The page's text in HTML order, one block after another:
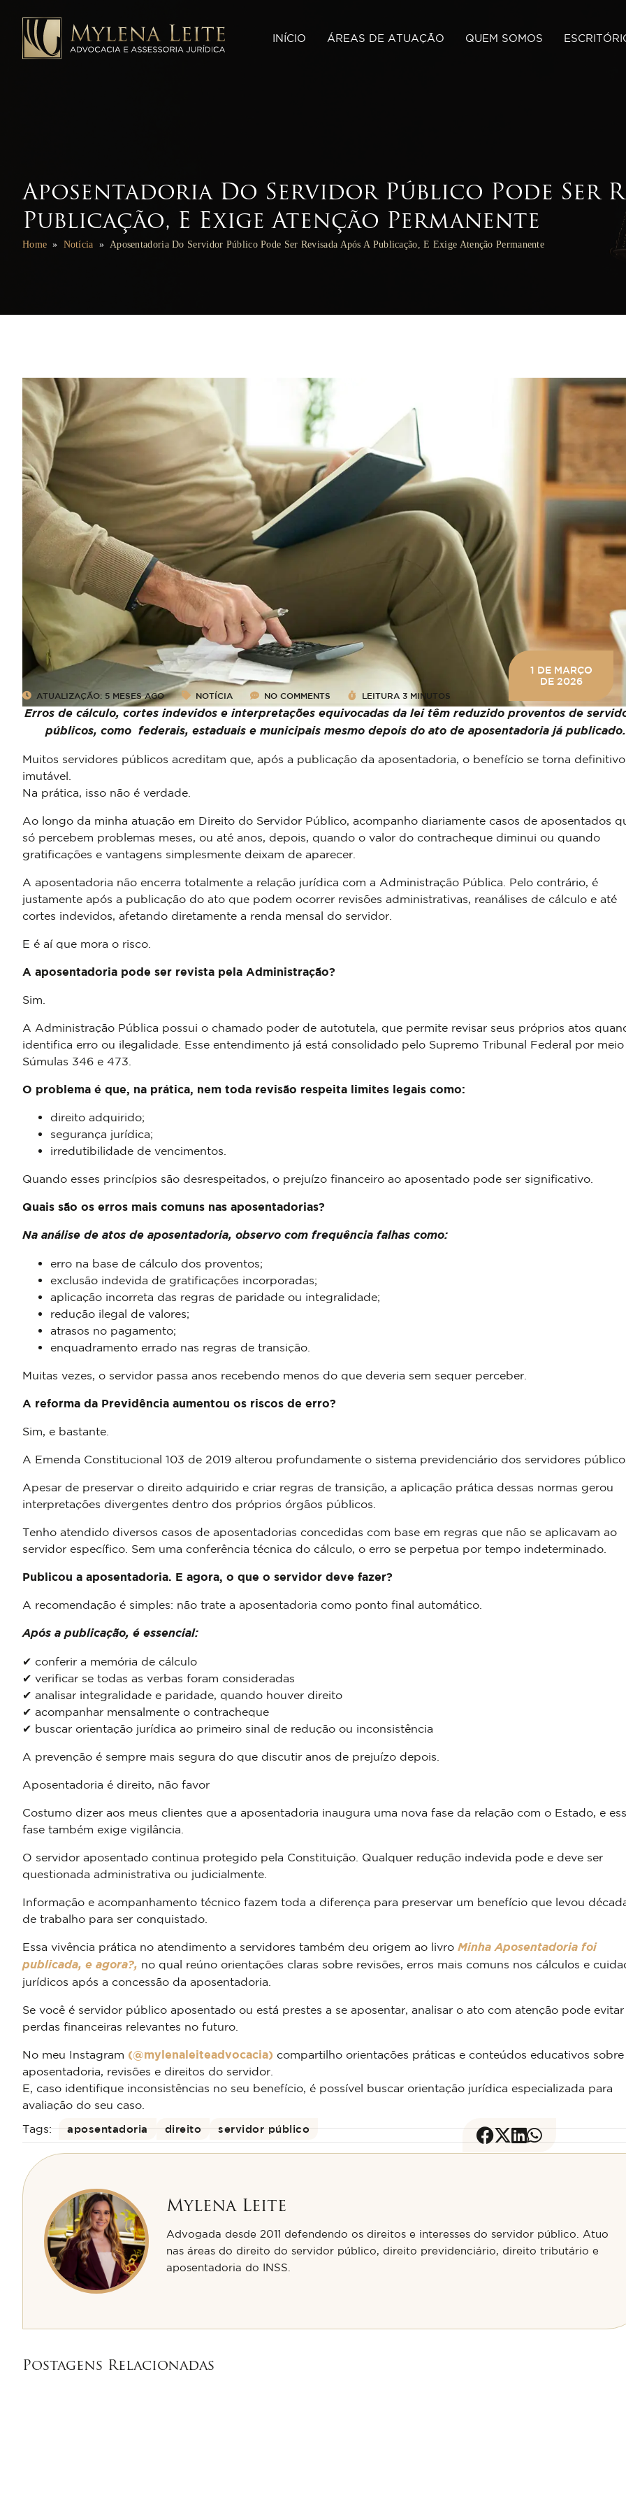
INÍCIO ÁREAS DE ATUAÇÃO QUEM SOMOS
Aposentadoria Do Servidor Público Pode Ser
Publicação, E Exige Atenção Permanente
Home Notícia Aposentadoria Do Servidor Público Pode Ser Revisada Após A Publicação, E Exige Atenção Permanente
1 DE MARÇO
DE 2026
ATUALIZAÇÃO: 5 MESES AGO NOTÍCIA NO COMMENTS LEITURA 3 MINUTOS
Erros de cálculo, cortes indevidos e interpretações equivocadas da lei têm reduzido proventos de
públicos, como federais, estaduais e municipais mesmo depois do ato de aposentadoria já publicado.
Muitos servidores públicos acreditam que, após a publicação da aposentadoria, o benefício se torna
imutável.
Na prática, isso não é verdade.
Ao longo da minha atuação em Direito do Servidor Público, acompanho diariamente casos de aposentados
só percebem problemas meses, ou até anos, depois, quando o valor do contracheque diminui ou quando
gratificações e vantagens simplesmente deixam de aparecer.
A aposentadoria não encerra totalmente a relação jurídica com a Administração Pública. Pelo contrário, é
justamente após a publicação do ato que podem ocorrer revisões administrativas, reanálises de cálculo e até
cortes indevidos, afetando diretamente a renda mensal do servidor.
E é aí que mora o risco.
A aposentadoria pode ser revista pela Administração?
Sim.
A Administração Pública possui o chamado poder de autotutela, que permite revisar seus próprios atos
identifica erro ou ilegalidade. Esse entendimento já está consolidado pelo Supremo Tribunal Federal por
Súmulas 346 e 473.
O problema é que, na prática, nem toda revisão respeita limites legais como:
direito adquirido;
segurança jurídica;
irredutibilidade de vencimentos.
Quando esses princípios são desrespeitados, o prejuízo financeiro ao aposentado pode ser significativo.
Quais são os erros mais comuns nas aposentadorias?
Na análise de atos de aposentadoria, observo com frequência falhas como:
erro na base de cálculo dos proventos;
exclusão indevida de gratificações incorporadas;
aplicação incorreta das regras de paridade ou integralidade;
redução ilegal de valores;
atrasos no pagamento;
enquadramento errado nas regras de transição.
Muitas vezes, o servidor passa anos recebendo menos do que deveria sem sequer perceber.
A reforma da Previdência aumentou os riscos de erro?
Sim, e bastante.
A Emenda Constitucional 103 de 2019 alterou profundamente o sistema previdenciário dos servidores
Apesar de preservar o direito adquirido e criar regras de transição, a aplicação prática dessas normas gerou
interpretações divergentes dentro dos próprios órgãos públicos.
Tenho atendido diversos casos de aposentadorias concedidas com base em regras que não se aplicavam ao
servidor específico. Sem uma conferência técnica do cálculo, o erro se perpetua por tempo indeterminado.
Publicou a aposentadoria. E agora, o que o servidor deve fazer?
A recomendação é simples: não trate a aposentadoria como ponto final automático.
Após a publicação, é essencial:
✔ conferir a memória de cálculo
✔ verificar se todas as verbas foram consideradas
✔ analisar integralidade e paridade, quando houver direito
✔ acompanhar mensalmente o contracheque
✔ buscar orientação jurídica ao primeiro sinal de redução ou inconsistência
A prevenção é sempre mais segura do que discutir anos de prejuízo depois.
Aposentadoria é direito, não favor
Costumo dizer aos meus clientes que a aposentadoria inaugura uma nova fase da relação com o Estado, e
fase também exige vigilância.
O servidor aposentado continua protegido pela Constituição. Qualquer redução indevida pode e deve ser
questionada administrativa ou judicialmente.
Informação e acompanhamento técnico fazem toda a diferença para preservar um benefício que levou
de trabalho para ser conquistado.
Essa vivência prática no atendimento a servidores também deu origem ao livro Minha Aposentadoria foi
publicada, e agora?, no qual reúno orientações claras sobre revisões, erros mais comuns nos cálculos e
jurídicos após a concessão da aposentadoria.
Se você é servidor público aposentado ou está prestes a se aposentar, analisar o ato com atenção pode evitar
perdas financeiras relevantes no futuro.
No meu Instagram (@mylenaleiteadvocacia) compartilho orientações práticas e conteúdos educativos sobre
aposentadoria, revisões e direitos do servidor.
E, caso identifique inconsistências no seu benefício, é possível buscar orientação jurídica especializada para
avaliação do seu caso.
Tags:
aposentadoria direito servidor público
Mylena Leite
Advogada desde 2011 defendendo os direitos e interesses do servidor público. Atuo
nas áreas do direito do servidor público, direito previdenciário, direito tributário e
aposentadoria do INSS.
Postagens Relacionadas